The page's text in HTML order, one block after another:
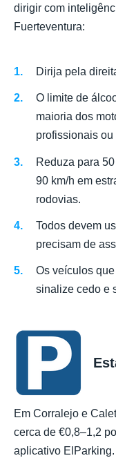
dirigir com
Fuerteventura:
Dirija pela
O limite de
maioria dos
profissionais ou
Reduza para
90 km/h em
rodovias.
Todos devem
precisam de
Os veículos
sinalize cedo e
Em Corralejo e
cerca de €0,8–1,2
aplicativo ElParking.